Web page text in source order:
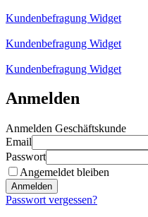
Kundenbefragung Widget
Kundenbefragung Widget
Kundenbefragung Widget
Anmelden
Anmelden Geschäftskunde
Email
Passwort
Angemeldet bleiben
Anmelden
Passwort vergessen?